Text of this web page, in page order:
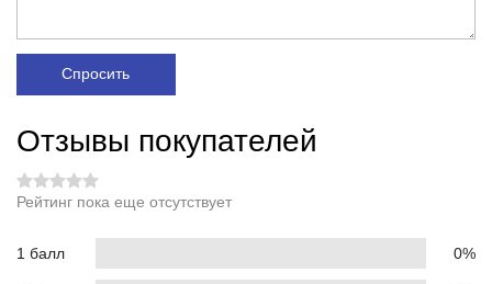
Спросить
Отзывы покупателей
Рейтинг пока еще отсутствует
1 балл 0%